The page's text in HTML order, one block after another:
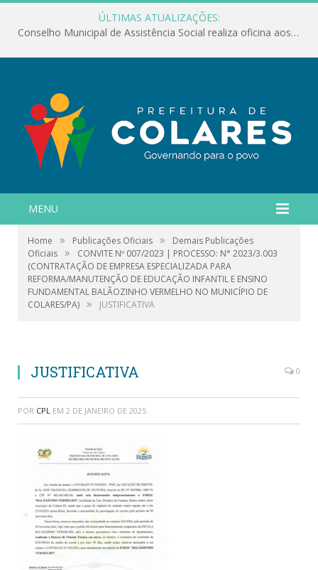
ÚLTIMAS ATUALIZAÇÕES:
Conselho Municipal de Assistência Social realiza oficina aos servidores
MENU
Home » Publicações Oficiais »
Demais Publicações
Oficiais »
CONVITE Nº 007/2023 | PROCESSO: N° 2023/3.003
(CONTRATAÇÃO DE EMPRESA ESPECIALIZADA PARA
REFORMA/MANUTENÇÃO DE EDUCAÇÃO INFANTIL E ENSINO
FUNDAMENTAL BALÃOZINHO VERMELHO NO MUNICÍPIO DE
COLARES/PA) » JUSTIFICATIVA
JUSTIFICATIVA 0
POR CPL EM 2 DE JANEIRO DE 2025